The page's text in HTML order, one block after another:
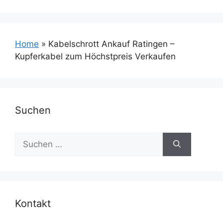
Home » Kabelschrott Ankauf Ratingen –
Kupferkabel zum Höchstpreis Verkaufen
Suchen
nach:
Kontakt